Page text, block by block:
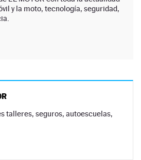
y la moto, tecnología, seguridad,
talleres, seguros, autoescuelas,